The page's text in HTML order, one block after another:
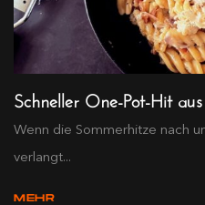
Schneller One-Pot-Hit
Wenn die Sommerhitze nach
verlangt...
MEHR